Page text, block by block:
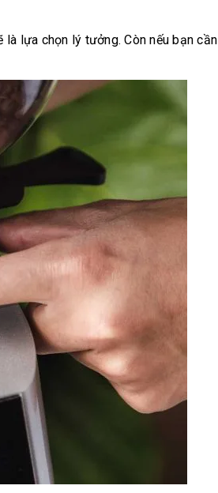
lựa chọn lý tưởng. Còn nếu bạn cần